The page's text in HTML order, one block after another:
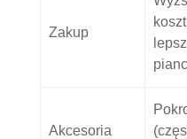
Zakup
Akcesoria